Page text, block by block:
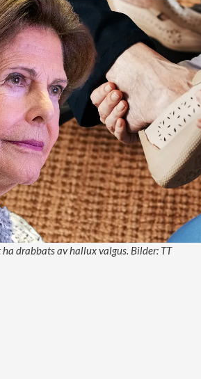
drabbats av hallux valgus. Bilder: TT